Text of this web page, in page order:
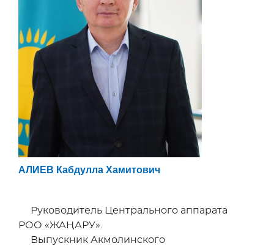
АЛИЕВ Кабдулла Хамитович
Руководитель Центрального аппарата
РОО «ЖАҢАРУ».
Выпускник Акмолинского